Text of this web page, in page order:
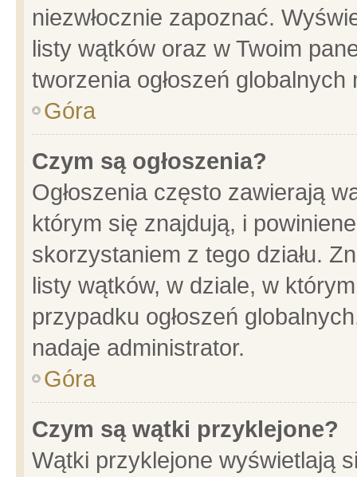
niezwłocznie zapoznać.
listy wątków oraz w Twoim
tworzenia ogłoszeń
Góra
Czym są ogłoszenia?
Ogłoszenia często zawierają
którym się znajdują, i
skorzystaniem z tego działu.
listy wątków, w dziale, w
przypadku ogłoszeń
nadaje administrator.
Góra
Czym są wątki przyklejone?
Wątki przyklejone wyświetlają